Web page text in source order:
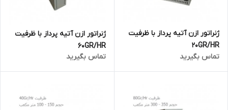
ژنراتور ازن آتیه پرداز با ظرفیت
20GR/HR
تماس بگیرید
ژنراتور ازن آتیه پرداز با ظرفیت
60GR/HR
تماس بگیرید